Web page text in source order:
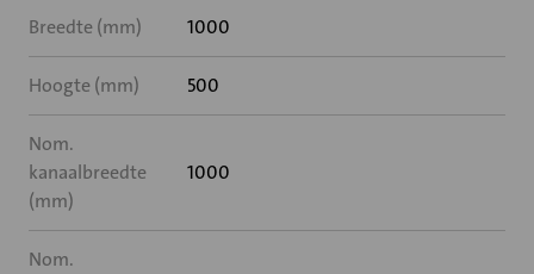
Breedte (mm) 1000
Hoogte (mm) 500
Nom.
kanaalbreedte
(mm)
1000
Nom.